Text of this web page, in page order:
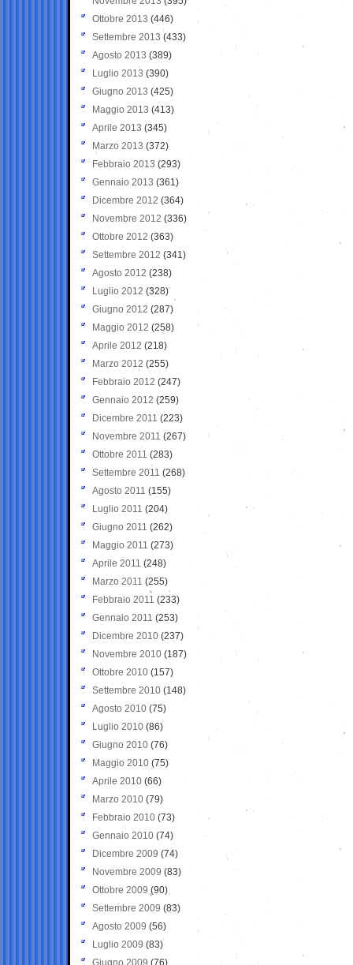
Ottobre 2013 (446)
Settembre 2013 (433)
Agosto 2013 (389)
Luglio 2013 (390)
Giugno 2013 (425)
Maggio 2013 (413)
Aprile 2013 (345)
Marzo 2013 (372)
Febbraio 2013 (293)
Gennaio 2013 (361)
Dicembre 2012 (364)
Novembre 2012 (336)
Ottobre 2012 (363)
Settembre 2012 (341)
Agosto 2012 (238)
Luglio 2012 (328)
Giugno 2012 (287)
Maggio 2012 (258)
Aprile 2012 (218)
Marzo 2012 (255)
Febbraio 2012 (247)
Gennaio 2012 (259)
Dicembre 2011 (223)
Novembre 2011 (267)
Ottobre 2011 (283)
Settembre 2011 (268)
Agosto 2011 (155)
Luglio 2011 (204)
Giugno 2011 (262)
Maggio 2011 (273)
Aprile 2011 (248)
Marzo 2011 (255)
Febbraio 2011 (233)
Gennaio 2011 (253)
Dicembre 2010 (237)
Novembre 2010 (187)
Ottobre 2010 (157)
Settembre 2010 (148)
Agosto 2010 (75)
Luglio 2010 (86)
Giugno 2010 (76)
Maggio 2010 (75)
Aprile 2010 (66)
Marzo 2010 (79)
Febbraio 2010 (73)
Gennaio 2010 (74)
Dicembre 2009 (74)
Novembre 2009 (83)
Ottobre 2009 (90)
Settembre 2009 (83)
Agosto 2009 (56)
Luglio 2009 (83)
Giugno 2009 (76)